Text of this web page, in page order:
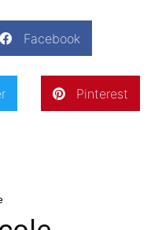
Facebook
Pinterest